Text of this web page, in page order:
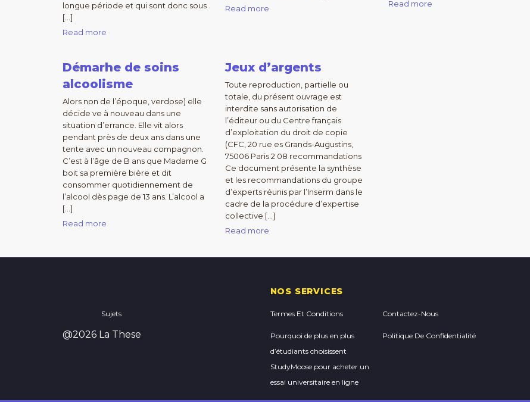
longue période et qui sont donc sous
[…]
Read more
Read more
Read more
Démarhe de soins
alcoolisme
Alors non de l’époque, verdose) elle
décide ve à nouveau dans une
situation d’errance. Elle vit alors
pendant près de deux ans dans une
tente avec un nouveau compagnon.
C’est à l’âge de B ans que Madame G
boit sa première bière et dit
consommer quotidiennement de
l’alcool dès page de 13 ans. L’alcool a
[…]
Read more
Jeux d’argents
Toute reproduction, partielle ou
totale, du présent ouvrage est
interdite sans autorisation de
l’éditeur ou du Centre français
d’exploitation du droit de copie
(CFC, 20 rue es Grands-Augustins,
75006 Paris 2 08 recommandations
Ce document présente la synthèse
et les recommandations du groupe
d’experts réunis par l’Inserm dans le
cadre de la procédure d’expertise
collective […]
Read more
Sujets
@2026 La These
NOS SERVICES
Termes Et Conditions Contactez-Nous
Pourquoi de plus en plus
d’étudiants choisissent
StudyMoose pour acheter un
essai universitaire en ligne
Politique De Confidentialité